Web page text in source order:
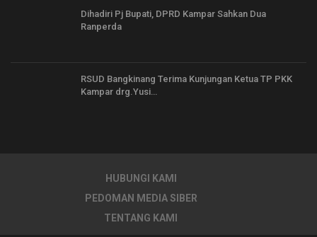
Dihadiri Pj Bupati, DPRD Kampar Sahkan Dua
Ranperda
RSUD Bangkinang Terima Kunjungan Ketua TP PKK
Kampar drg.Yusi…
HUBUNGI KAMI
PEDOMAN MEDIA SIBER
TENTANG KAMI